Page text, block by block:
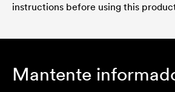
instructions before using this
Mantente